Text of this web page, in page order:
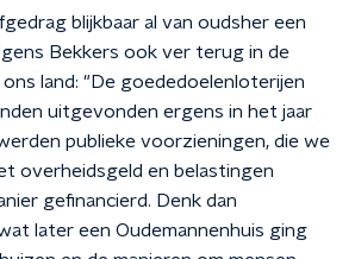
blijkbaar al van oudsher een
Bekkers ook ver terug in de
land: "De goededoelenloterijen
uitgevonden ergens in het jaar
publieke voorzieningen, die we
overheidsgeld en belastingen
gefinancierd. Denk dan
later een Oudemannenhuis ging